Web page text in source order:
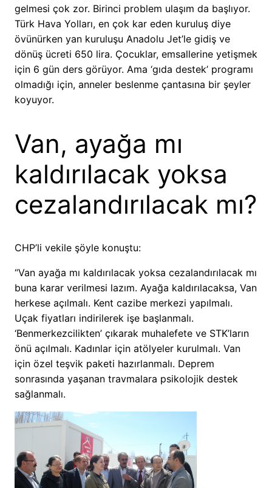
gelmesi çok zor. Birinci problem ulaşım da başlıyor.
Türk Hava Yolları, en çok kar eden kuruluş diye
övünürken yan kuruluşu Anadolu Jet’le gidiş ve
dönüş ücreti 650 lira. Çocuklar, emsallerine yetişmek
için 6 gün ders görüyor. Ama ‘gıda destek’ programı
olmadığı için, anneler beslenme çantasına bir şeyler
koyuyor.
Van, ayağa mı
kaldırılacak yoksa
cezalandırılacak mı?
CHP’li vekile şöyle konuştu:
“Van ayağa mı kaldırılacak yoksa cezalandırılacak mı
buna karar verilmesi lazım. Ayağa kaldırılacaksa, Van
herkese açılmalı. Kent cazibe merkezi yapılmalı.
Uçak fiyatları indirilerek işe başlanmalı.
‘Benmerkezcilikten’ çıkarak muhalefete ve STK’ların
önü açılmalı. Kadınlar için atölyeler kurulmalı. Van
için özel teşvik paketi hazırlanmalı. Deprem
sonrasında yaşanan travmalara psikolojik destek
sağlanmalı.